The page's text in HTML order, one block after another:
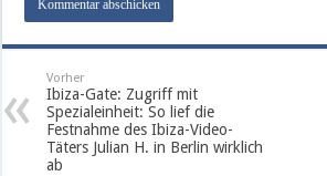
Vorher
Ibiza-Gate: Zugriff mit
Spezialeinheit: So lief die
Festnahme des Ibiza-Video-
Täters Julian H. in Berlin wirklich
ab